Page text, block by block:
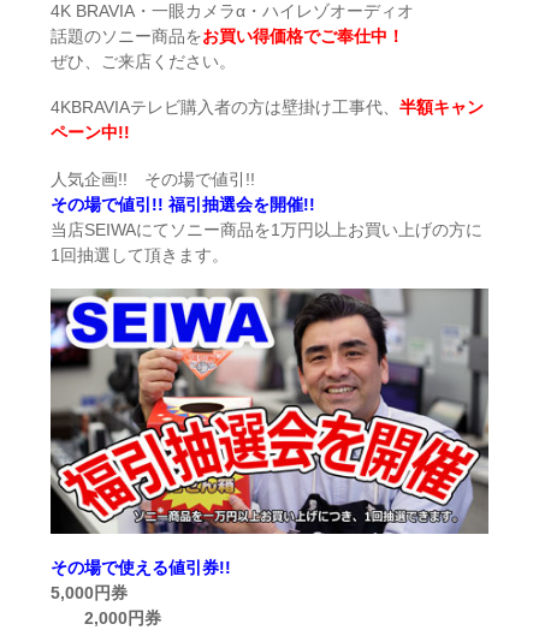
4K BRAVIA・一眼カメラα・ハイレゾオーディオ
話題のソニー商品をお買い得価格でご奉仕中！
ぜひ、ご来店ください。
4KBRAVIAテレビ購入者の方は壁掛け工事代、半額キャン
ペーン中!!
人気企画!! その場で値引!!
その場で値引!! 福引抽選会を開催!!
当店SEIWAにてソニー商品を1万円以上お買い上げの方に
1回抽選して頂きます。
その場で使える値引券!!
5,000円券
2,000円券